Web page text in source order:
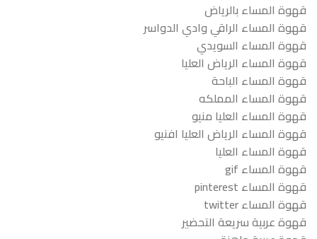
قهوة المساء بالرياض
قهوة المساء الراقي وادي الدواسر
قهوة المساء السويدي
قهوة المساء الرياض العليا
قهوة المساء الباحة
قهوة المساء المملكه
قهوة المساء العليا منيو
قهوة المساء الرياض العليا افنيو
قهوة المساء العليا
قهوة المساء gif
قهوة المساء pinterest
قهوة المساء twitter
قهوة عربية سريعة التحضير